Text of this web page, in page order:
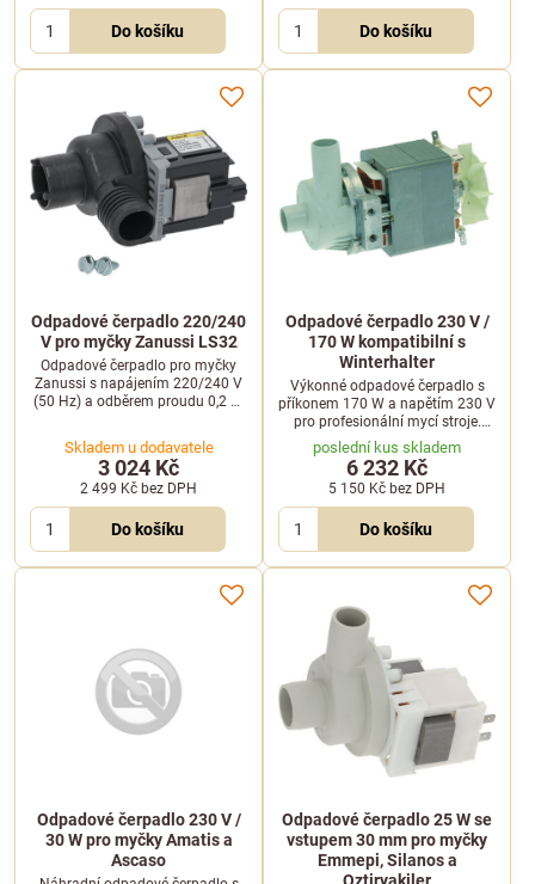
Do košíku Do košíku
Odpadové čerpadlo 220/240
V pro myčky Zanussi LS32
Odpadové čerpadlo pro myčky
Zanussi s napájením 220/240 V
(50 Hz) a odběrem proudu 0,2 A.
Skladem u dodavatele
3 024 Kč
2 499 Kč bez DPH
Do košíku
Odpadové čerpadlo 230 V /
170 W kompatibilní s
Winterhalter
Výkonné odpadové čerpadlo s
příkonem 170 W a napětím 230 V
pro profesionální mycí stroje.
Vybaveno vstupem i výstupem o
průměru 24 mm, kompatibilní se
stroji Winterhalter.
poslední kus skladem
6 232 Kč
5 150 Kč bez DPH
Do košíku
Odpadové čerpadlo 230 V /
30 W pro myčky Amatis a
Ascaso
Odpadové čerpadlo 25 W se
vstupem 30 mm pro myčky
Emmepi, Silanos a